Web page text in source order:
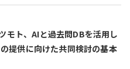
モト、AIと過去問DBを活用し
提供に向けた共同検討の基本